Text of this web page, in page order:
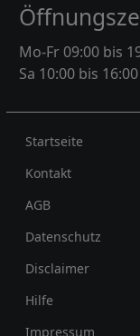
Mo-Fr 09:00 bis
Sa 10:00 bis
Rechtliches
Startseite
Kontakt
AGB
Datenschutz
Disclaimer
Hilfe
Impressum